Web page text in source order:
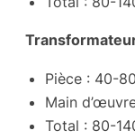
Pièce : 40-
Main
Total : 80-